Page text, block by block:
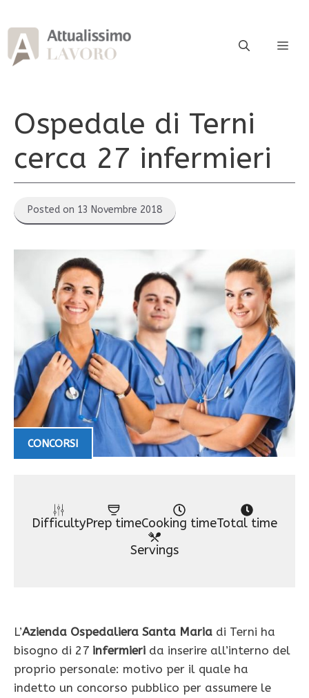
al
contenuto
Ospedale di Terni
cerca 27 infermieri
Posted on 13 Novembre 2018
CONCORSI
DifficultyPrep timeCooking timeTotal time
Servings
L’Azienda Ospedaliera Santa Maria di Terni ha
bisogno di 27 infermieri da inserire all’interno del
proprio personale: motivo per il quale ha
indetto un concorso pubblico per assumere le